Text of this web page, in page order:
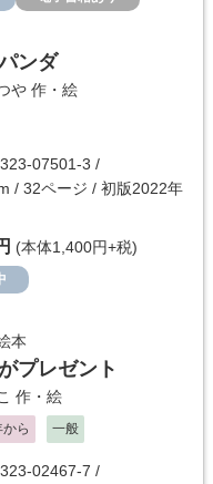
ンダ
や 作・絵
07501-3 /
/ 32ページ / 初版2022年
(本体1,400円+税)
本
プレゼント
作・絵
ら 一般
02467-7 /